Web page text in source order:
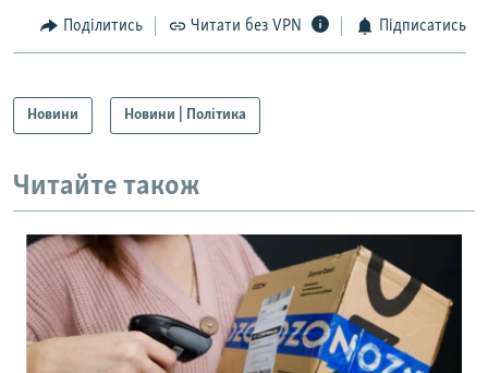
Поділитись Читати без VPN Підписатись
Новини Новини | Політика
Читайте також